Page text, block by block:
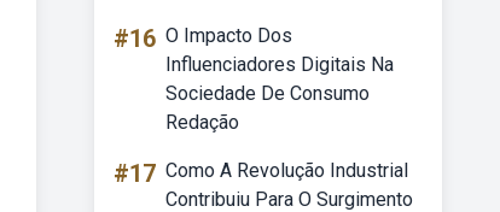
#16 O Impacto Dos
Influenciadores Digitais Na
Sociedade De Consumo
Redação
#17 Como A Revolução Industrial
Contribuiu Para O Surgimento